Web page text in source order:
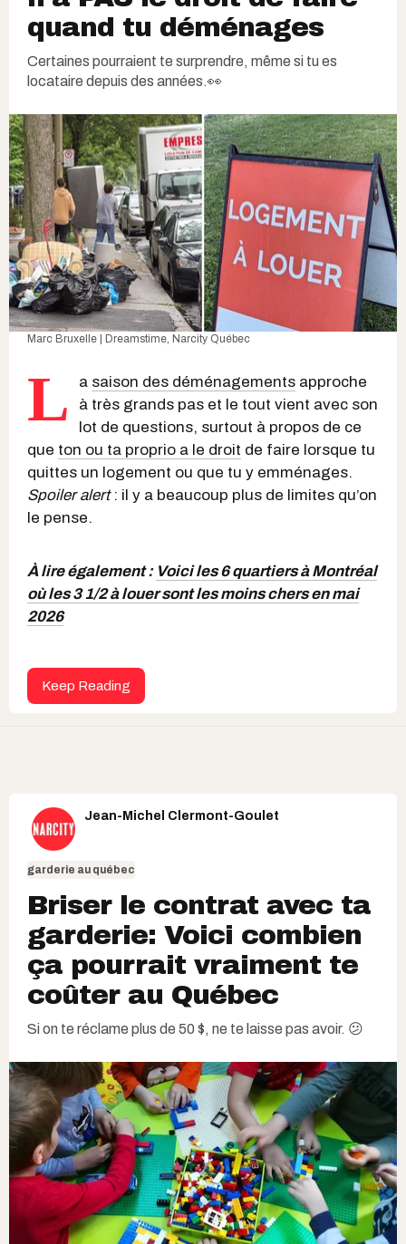
quand tu déménages
Certaines pourraient te surprendre, même si tu es
locataire depuis des années.👀
Marc Bruxelle | Dreamstime, Narcity Québec
L a saison des déménagements approche
à très grands pas et le tout vient avec son
lot de questions, surtout à propos de ce
que ton ou ta proprio a le droit de faire lorsque tu
quittes un logement ou que tu y emménages.
Spoiler alert : il y a beaucoup plus de limites qu’on
le pense.
À lire également : Voici les 6 quartiers à Montréal
où les 3 1/2 à louer sont les moins chers en mai
2026
Keep Reading
Jean-Michel Clermont-Goulet
garderie au québec
Briser le contrat avec ta
garderie: Voici combien
ça pourrait vraiment te
coûter au Québec
Si on te réclame plus de 50 $, ne te laisse pas avoir. 😕